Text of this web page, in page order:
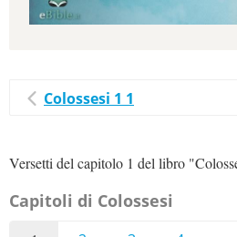
Colossesi 1 1
Versetti del capitolo 1 del libro
Capitoli di Colossesi